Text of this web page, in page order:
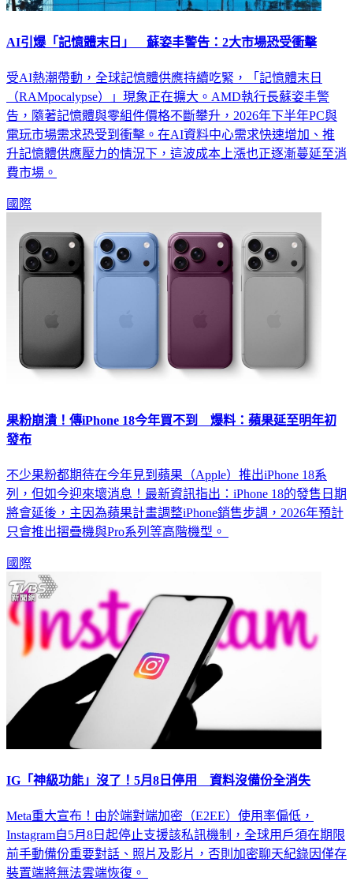
AI引爆「記憶體末日」 蘇姿丰警告：2大市場恐受衝擊
受AI熱潮帶動，全球記憶體供應持續吃緊，「記憶體末日
（RAMpocalypse）」現象正在擴大。AMD執行長蘇姿丰警
告，隨著記憶體與零組件價格不斷攀升，2026年下半年PC與
電玩市場需求恐受到衝擊。在AI資料中心需求快速增加、推
升記憶體供應壓力的情況下，這波成本上漲也正逐漸蔓延至消
費市場。
國際
果粉崩潰！傳iPhone 18今年買不到 爆料：蘋果延至明年初
發布
不少果粉都期待在今年見到蘋果（Apple）推出iPhone 18系
列，但如今迎來壞消息！最新資訊指出：iPhone 18的發售日期
將會延後，主因為蘋果計畫調整iPhone銷售步調，2026年預計
只會推出摺疊機與Pro系列等高階機型。
國際
IG「神級功能」沒了！5月8日停用 資料沒備份全消失
Meta重大宣布！由於端對端加密（E2EE）使用率偏低，
Instagram自5月8日起停止支援該私訊機制，全球用戶須在期限
前手動備份重要對話、照片及影片，否則加密聊天紀錄因僅存
裝置端將無法雲端恢復。